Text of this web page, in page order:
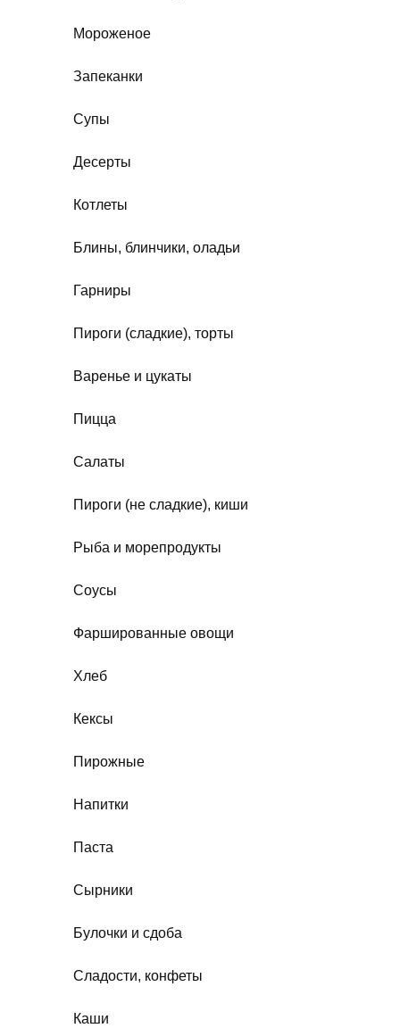
Мороженое
Запеканки
Супы
Десерты
Котлеты
Блины, блинчики, оладьи
Гарниры
Пироги (сладкие), торты
Варенье и цукаты
Пицца
Салаты
Пироги (не сладкие), киши
Рыба и морепродукты
Соусы
Фаршированные овощи
Хлеб
Кексы
Пирожные
Напитки
Паста
Сырники
Булочки и сдоба
Сладости, конфеты
Каши